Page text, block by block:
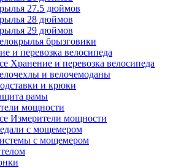
27.5 дюймов
28 дюймов
29 дюймов
брызговики
и перевозка велосипеда
Хранение и перевозка велосипеда
и велочемоданы
и крюки
рамы
мощности
Измерители мощности
с мощемером
с мощемером